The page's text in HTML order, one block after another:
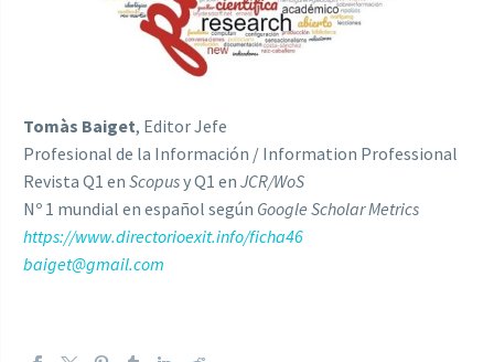
Tomàs Baiget, Editor Jefe
Profesional de la Información / Information Professional
Revista Q1 en Scopusy Q1 en JCR/WoS
Nº 1 mundial en español según Google Scholar Metrics
https://www.directorioexit.info/ficha46
baiget@gmail.com